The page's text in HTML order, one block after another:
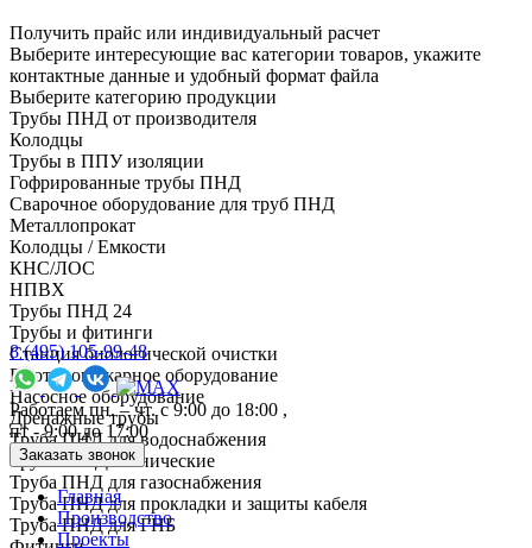
Получить прайс или индивидуальный расчет
Выберите интересующие вас категории товаров, укажите
контактные данные и удобный формат файла
Выберите категорию продукции
Трубы ПНД от производителя
Колодцы
Трубы в ППУ изоляции
Гофрированные трубы ПНД
Сварочное оборудование для труб ПНД
Металлопрокат
Колодцы / Емкости
КНС/ЛОС
НПВХ
Трубы ПНД 24
Трубы и фитинги
Cтанция биологической очистки
Противопожарное оборудование
Насосное оборудование
Дренажные трубы
Труба ПНД для водоснабжения
Трубы ПНД технические
Труба ПНД для газоснабжения
Труба ПНД для прокладки и защиты кабеля
Труба ПНД для ГНБ
8 (495) 105-99-48
Работаем пн. – чт. с 9:00 до 18:00 ,
пт - 9:00 до 17:00
Заказать звонок
Главная
Производство
Проекты